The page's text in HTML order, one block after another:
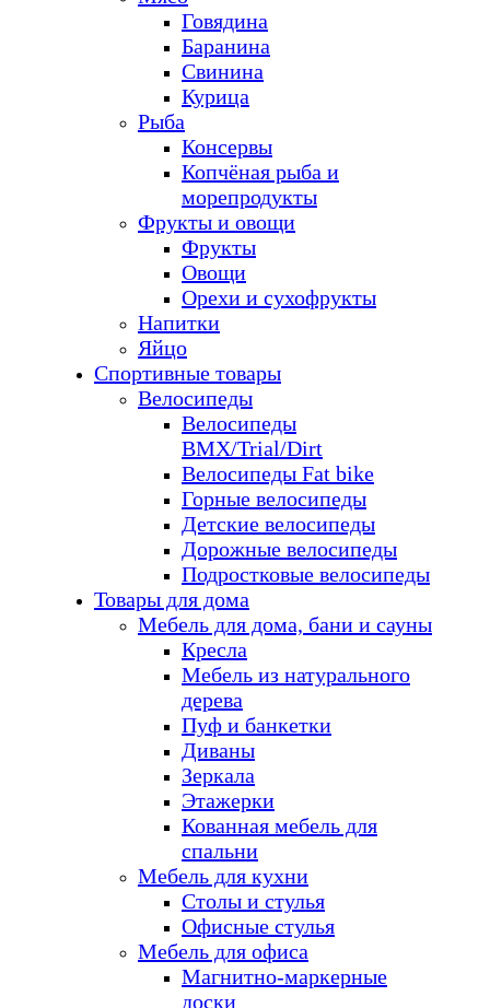
Говядина
Баранина
Свинина
Курица
Рыба
Консервы
Копчёная рыба и
морепродукты
Фрукты и овощи
Фрукты
Овощи
Орехи и сухофрукты
Напитки
Яйцо
Спортивные товары
Велосипеды
Велосипеды
BMX/Trial/Dirt
Велосипеды Fat bike
Горные велосипеды
Детские велосипеды
Дорожные велосипеды
Подростковые велосипеды
Товары для дома
Мебель для дома, бани и сауны
Кресла
Мебель из натурального
дерева
Пуф и банкетки
Диваны
Зеркала
Этажерки
Кованная мебель для
спальни
Мебель для кухни
Столы и стулья
Офисные стулья
Мебель для офиса
Магнитно-маркерные
доски